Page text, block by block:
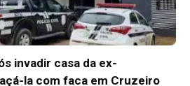
invadir casa da ex-
la com faca em Cruzeiro